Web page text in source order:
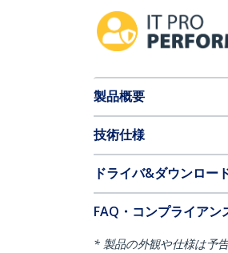
製品概要
技術仕様
ドライバ&ダウンロー
FAQ・コンプライアン
* 製品の外観や仕様は予